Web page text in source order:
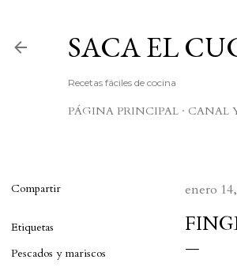
SACA EL
Recetas fáciles de cocina
PÁGINA PRINCIPAL CANAL
Compartir
Etiquetas
Pescados y mariscos
enero